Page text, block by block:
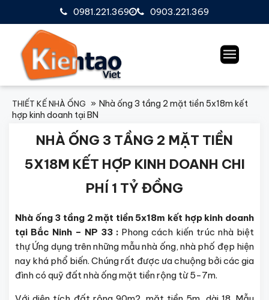
0903.221.369
0981.221.369
THIẾT KẾ NHÀ ỐNG
Nhà ống 3 tầng 2 mặt tiền 5x18m kết
hợp kinh doanh tại BN
NHÀ ỐNG 3 TẦNG 2 MẶT TIỀN
5X18M KẾT HỢP KINH DOANH CHI
PHÍ 1 TỶ ĐỒNG
Nhà ống 3 tầng 2 mặt tiền 5x18m kết hợp kinh doanh
tại Bắc Ninh – NP 33 : Phong cách kiến trúc nhà biệt
thự Ứng dụng trên những mẫu nhà ống, nhà phố đẹp hiện
nay khá phổ biến. Chúng rất được ưa chuộng bởi các gia
đình có quỹ đất nhà ống mặt tiền rộng từ 5-7m.